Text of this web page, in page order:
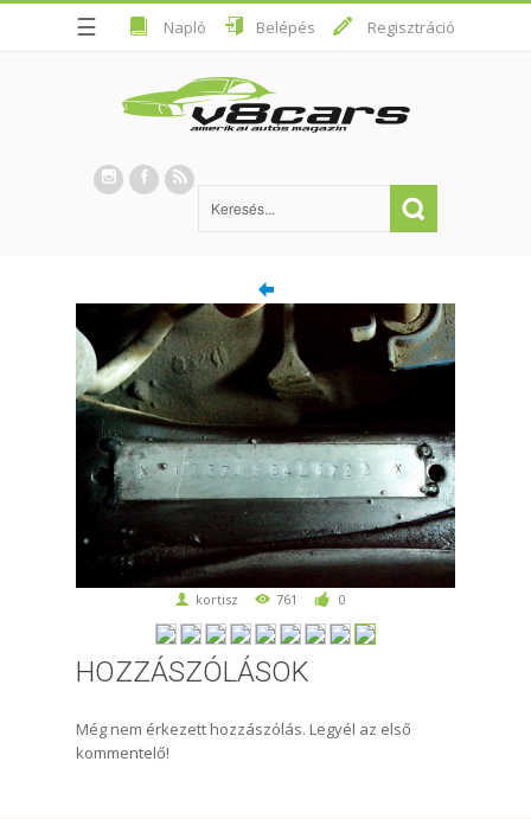
☰ Napló Belépés Regisztráció
kortisz 761 0
HOZZÁSZÓLÁSOK
Még nem érkezett hozzászólás. Legyél az első
kommentelő!